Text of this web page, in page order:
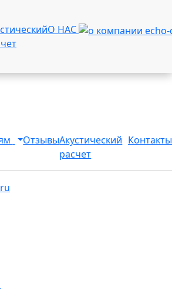
О НАС
ОтзывыАкустический
расчет
Контакты